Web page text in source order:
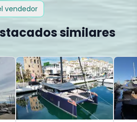
vendedor
similares